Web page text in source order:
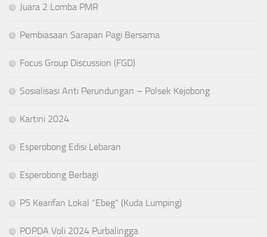
Juara 2 Lomba PMR
Pembiasaan Sarapan Pagi Bersama
Focus Group Discussion (FGD)
Sosialisasi Anti Perundungan – Polsek Kejobong
Kartini 2024
Esperobong Edisi Lebaran
Esperobong Berbagi
P5 Kearifan Lokal “Ebeg” (Kuda Lumping)
POPDA Voli 2024 Purbalingga